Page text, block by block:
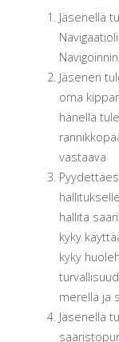
Jäsenellä
Jäsenen
oma
hänellä
vastaava
hallita
kyky
kyky
merellä ja
Jäsenellä